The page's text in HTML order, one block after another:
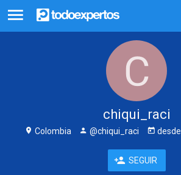
chiqui_raci
Colombia @chiqui_raci desde
SEGUIR